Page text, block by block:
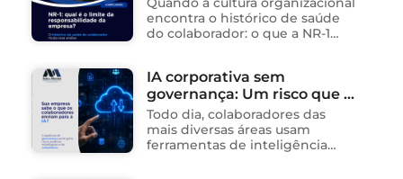
encontra o histórico de saúde
do colaborador: o que a NR-1
um dos ambientes mais
propícios para …
IA corporativa sem
governança: Um risco que já
está acontecendo
Todo dia, colaboradores das
mais diversas áreas usam
ferramentas de inteligência